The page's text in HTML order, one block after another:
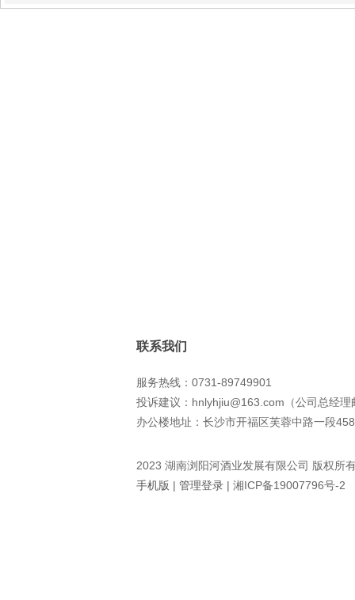
联系我们
服务热线：0731-89749901
投诉建议：hnlyhjiu@163.com（公司总经理
办公楼地址：长沙市开福区芙蓉中路一段
2023 湖南浏阳河酒业发展有限公司 版权所
手机版 | 管理登录 | 湘ICP备19007796号-2